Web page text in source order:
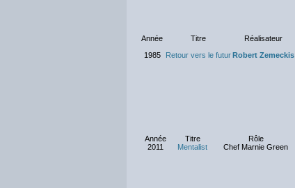
Année Titre Réalisateur
1985
Retour vers le futurRobert Zemeckis
Année Titre Rôle
2011
Mentalist Chef Marnie Green